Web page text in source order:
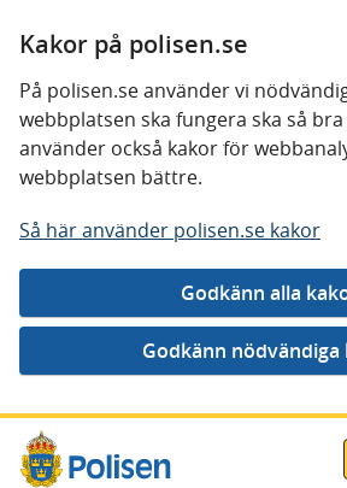
Kakor på polisen.se
På polisen.se använder vi
webbplatsen ska fungera ska så
använder också kakor för
webbplatsen bättre.
Så här använder polisen.se kakor
Gå direkt till innehåll